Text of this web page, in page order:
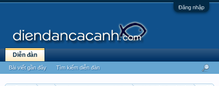
Đăng nhập
Diễn đàn
Bài viết gần đây Tìm kiếm diễn đàn